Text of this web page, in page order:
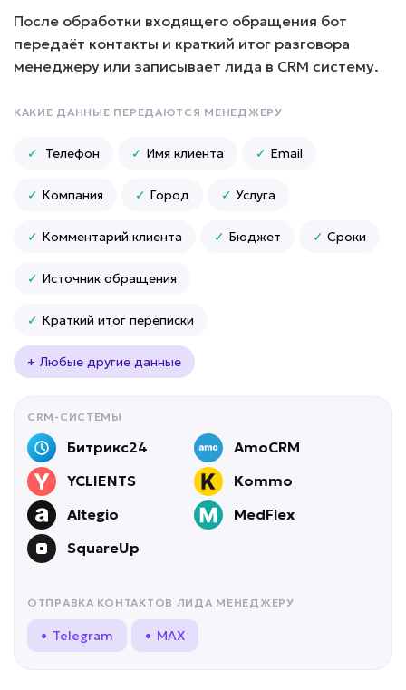
работу с отзывами
• До +20% рейтинга компании за счет
быстрой реакции
После обработки входящего обращения бот
передаёт контакты и краткий итог разговора
менеджеру или записывает лида в CRM систему.
КАКИЕ ДАННЫЕ ПЕРЕДАЮТСЯ МЕНЕДЖЕРУ
✓ Телефон ✓ Имя клиента ✓ Email
✓ Компания ✓ Город ✓ Услуга
✓ Комментарий клиента ✓ Бюджет ✓ Сроки
✓ Источник обращения
✓ Краткий итог переписки
+ Любые другие данные
CRM-СИСТЕМЫ
Битрикс24
AmoCRM
YCLIENTS
Kommo
Altegio
MedFlex
SquareUp
ОТПРАВКА КОНТАКТОВ ЛИДА МЕНЕДЖЕРУ
• Telegram • MAX